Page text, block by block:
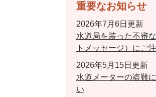
重要なお知らせ
2026年7月6日更新
水道局を装った不審
トメッセージ）にご
2026年5月15日更新
水道メーターの盗難
い